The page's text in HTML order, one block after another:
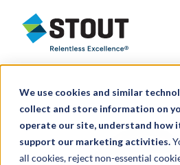
We use cookies and similar
collect and store information on
operate our site, understand how
support our marketing activities.
all cookies, reject non-essential
Stout Relentless Excellence